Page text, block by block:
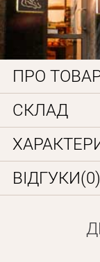
ПРО
СКЛАД
ВІДГУКИ(0)
Особисті дані